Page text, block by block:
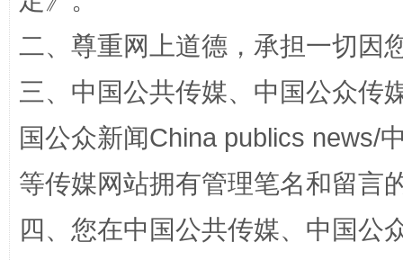
国家大学科技园优化重塑工作
二、尊重网上道德，承担一切因
三、中国公共传媒、中国公众传
国公众新闻China publics news/
等传媒网站拥有管理笔名和留言
四、您在中国公共传媒、中国公